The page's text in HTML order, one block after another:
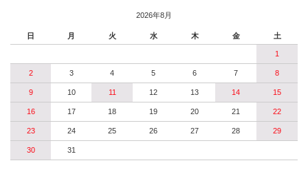
2026年8月
日 月 火 水 木 金 土
1
2 3 4 5 6 7 8
9 10 11 12 13 14 15
16 17 18 19 20 21 22
23 24 25 26 27 28 29
30 31